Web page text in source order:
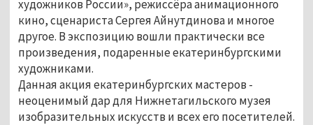
художников России», режиссёра анимационного
кино, сценариста Сергея Айнутдинова и многое
другое. В экспозицию вошли практически все
произведения, подаренные екатеринбургскими
художниками.
Данная акция екатеринбургских мастеров -
неоценимый дар для Нижнетагильского музея
изобразительных искусств и всех его посетителей.